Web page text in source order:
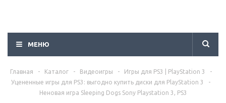
МЕНЮ
Главная - Каталог - Видеоигры - Игры для PS3 | PlayStation 3
-
Уцененные игры для PS3: выгодно купить диски для PlayStation 3
-
Неновая игра Sleeping Dogs Sony Playstation 3, PS3